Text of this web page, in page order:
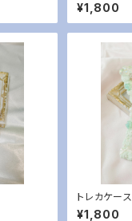
¥1,800
トレカケース
¥1,800